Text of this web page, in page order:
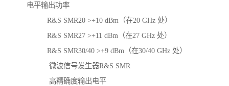
电平输出功率
R&S SMR20 >+10 dBm（在20 GHz 处）
R&S SMR27 >+11 dBm（在27 GHz 处）
R&S SMR30/40 >+9 dBm（在30/40 GHz 处）
微波信号发生器R&S SMR
高精确度输出电平